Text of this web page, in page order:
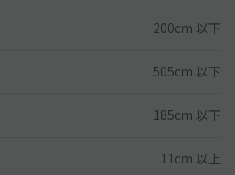
200cm 以下
505cm 以下
185cm 以下
11cm 以上